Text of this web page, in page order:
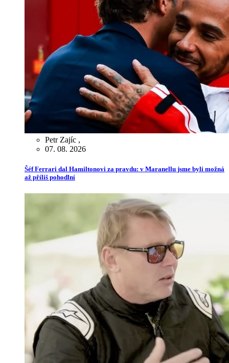
Petr Zajíc ,
07. 08. 2026
Šéf Ferrari dal Hamiltonovi za pravdu: v Maranellu jsme byli možná
až příliš pohodlní